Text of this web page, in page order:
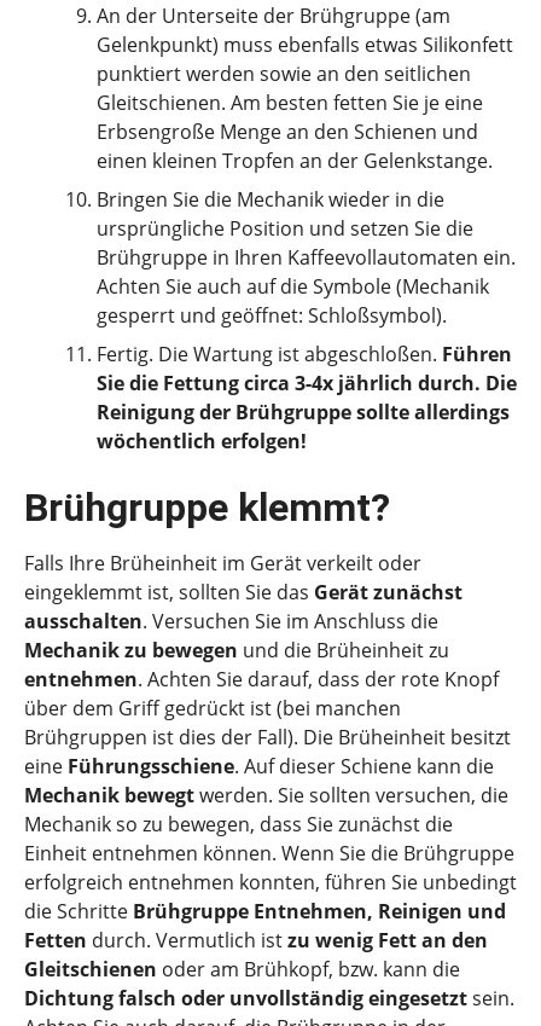
An der Unterseite der Brühgruppe (am
Gelenkpunkt) muss ebenfalls etwas Silikonfett
punktiert werden sowie an den seitlichen
Gleitschienen. Am besten fetten Sie je eine
Erbsengroße Menge an den Schienen und
einen kleinen Tropfen an der Gelenkstange.
Bringen Sie die Mechanik wieder in die
ursprüngliche Position und setzen Sie die
Brühgruppe in Ihren Kaffeevollautomaten ein.
Achten Sie auch auf die Symbole (Mechanik
gesperrt und geöffnet: Schloßsymbol).
Fertig. Die Wartung ist abgeschloßen. Führen
Sie die Fettung circa 3-4x jährlich durch. Die
Reinigung der Brühgruppe sollte allerdings
wöchentlich erfolgen!
Brühgruppe klemmt?
Falls Ihre Brüheinheit im Gerät verkeilt oder
eingeklemmt ist, sollten Sie das Gerät zunächst
ausschalten. Versuchen Sie im Anschluss die
Mechanik zu bewegen und die Brüheinheit zu
entnehmen. Achten Sie darauf, dass der rote Knopf
über dem Griff gedrückt ist (bei manchen
Brühgruppen ist dies der Fall). Die Brüheinheit besitzt
eine Führungsschiene. Auf dieser Schiene kann die
Mechanik bewegtwerden. Sie sollten versuchen, die
Mechanik so zu bewegen, dass Sie zunächst die
Einheit entnehmen können. Wenn Sie die Brühgruppe
erfolgreich entnehmen konnten, führen Sie unbedingt
die Schritte Brühgruppe Entnehmen, Reinigen und
Fetten durch. Vermutlich istzu wenig Fett an den
Gleitschienen oder am Brühkopf, bzw. kann die
Dichtung falsch oder unvollständig eingesetztsein.